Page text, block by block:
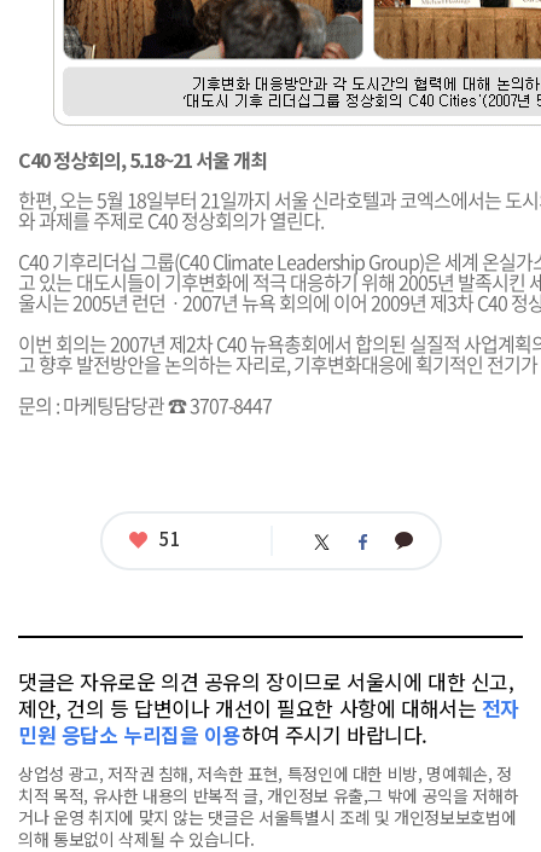
C40 정상회의, 5.18~21 서울 개최
한편, 오는 5월 18일부터 21일까지 서울 신라호텔과 코엑스에서는 도
와 과제를 주제로 C40 정상회의가 열린다.
C40 기후리더십 그룹(C40 Climate Leadership Group)은 세계 온실
고 있는 대도시들이 기후변화에 적극 대응하기 위해 2005년 발족시킨
울시는 2005년 런던ㆍ2007년 뉴욕 회의에 이어 2009년 제3차 C40 정
이번 회의는 2007년 제2차 C40 뉴욕총회에서 합의된 실질적 사업계획
고 향후 발전방안을 논의하는 자리로, 기후변화대응에 획기적인 전기
문의 : 마케팅담당관 ☎ 3707-8447
좋
51 트 페 카
댓글은 자유로운 의견 공유의 장이므로 서울시에 대한 신고,
제안, 건의 등 답변이나 개선이 필요한 사항에 대해서는 전자
민원 응답소 누리집을 이용하여 주시기 바랍니다.
상업성 광고, 저작권 침해, 저속한 표현, 특정인에 대한 비방, 명예훼손, 정
치적 목적, 유사한 내용의 반복적 글, 개인정보 유출,그 밖에 공익을 저해하
거나 운영 취지에 맞지 않는 댓글은 서울특별시 조례 및 개인정보보호법에
의해 통보없이 삭제될 수 있습니다.